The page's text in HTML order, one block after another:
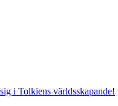
i Tolkiens världsskapande!